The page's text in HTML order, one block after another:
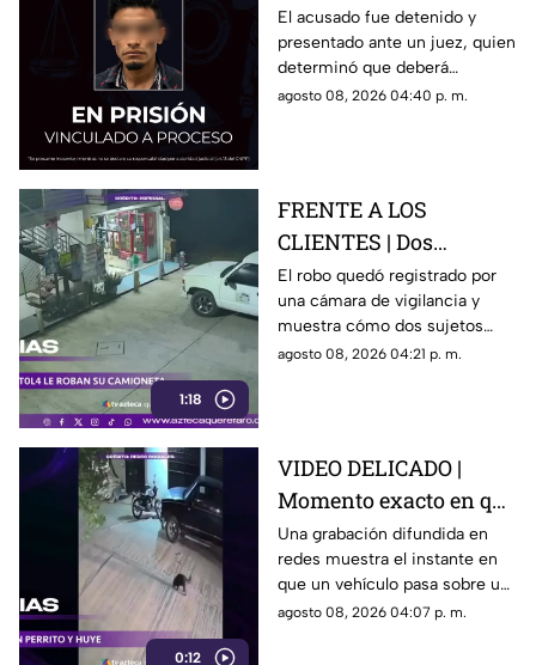
una casa en Santa Rosa
Jáuregui
El acusado fue detenido y
presentado ante un juez, quien
determinó que deberá
permanecer en prisión
agosto 08, 2026 04:40 p. m.
1:18
FRENTE A LOS
CLIENTES | Dos
hombres enc4ñonan a
conductor y se llevan
su camioneta
El robo quedó registrado por
una cámara de vigilancia y
muestra cómo dos sujetos
obligaron a un conductor y a
agosto 08, 2026 04:21 p. m.
0:12
VIDEO DELICADO |
Momento exacto en que
camioneta atropella a
un perro y conductor
escapa
Una grabación difundida en
redes muestra el instante en
que un vehículo pasa sobre un
perro y continúa su camino sin
agosto 08, 2026 04:07 p. m.